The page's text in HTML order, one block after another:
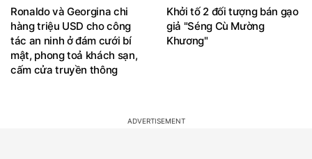
Ronaldo và Georgina chi
hàng triệu USD cho công
tác an ninh ở đám cưới bí
mật, phong toả khách sạn,
cấm cửa truyền thông
Khởi tố 2 đối tượng bán gạo
giả "Séng Cù Mường
Khương"